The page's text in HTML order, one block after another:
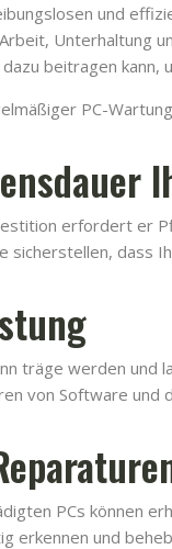
und
Unterhaltung
beitragen kann,
PC-
erfordert er
dass
träge werden und
von Software und
PCs können
erkennen und